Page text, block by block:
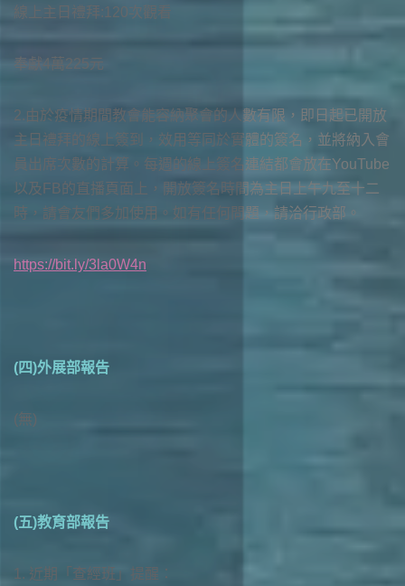
線上主日禮拜:120次觀看
奉獻4萬225元
2.由於疫情期間教會能容納聚會的人數有限，即日起已開放
主日禮拜的線上簽到，效用等同於實體的簽名，並將納入會
員出席次數的計算。每週的線上簽名連結都會放在YouTube
以及FB的直播頁面上，開放簽名時間為主日上午九至十二
時，請會友們多加使用。如有任何問題，請洽行政部。
https://bit.ly/3la0W4n
(四)外展部報告
(無)
(五)教育部報告
1. 近期「查經班」提醒：